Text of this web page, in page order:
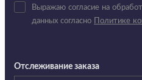
Выражаю согласие на
данных согласно
Политике
Отслеживание заказа